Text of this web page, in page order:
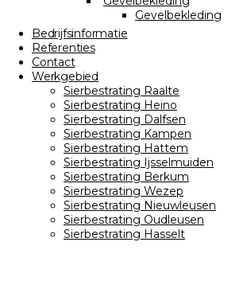
Gevelbekleding
Bedrijfsinformatie
Referenties
Contact
Werkgebied
Sierbestrating Raalte
Sierbestrating Heino
Sierbestrating Dalfsen
Sierbestrating Kampen
Sierbestrating Hattem
Sierbestrating Ijsselmuiden
Sierbestrating Berkum
Sierbestrating Wezep
Sierbestrating Nieuwleusen
Sierbestrating Oudleusen
Sierbestrating Hasselt